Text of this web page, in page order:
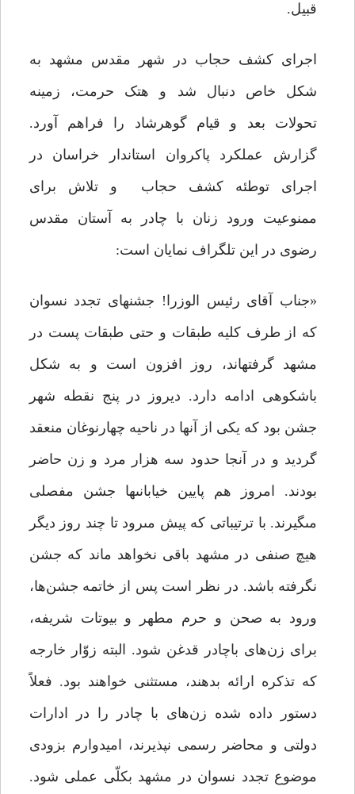
قبیل.
اجراى کشف حجاب در شهر مقدس مشهد به
شکل خاص دنبال شد و هتک حرمت، زمینه
تحولات بعد و قیام گوهرشاد را فراهم آورد.
گزارش عملکرد پاکروان استاندار خراسان در
اجراى توطئه کشف حجاب ‌ و تلاش برای
ممنوعیت ورود زنان با چادر به آستان مقدس
رضوی در این تلگراف نمایان است:
«جناب آقاى رئیس الوزرا! جشن‏هاى تجدد نسوان
که از طرف کلیه طبقات و حتى طبقات پست در
مشهد گرفته‏اند، روز افزون است و به شکل
باشکوهى ادامه دارد. دیروز در پنج نقطه شهر
جشن بود که یکى از آنها در ناحیه چهارنوغان منعقد
گردید و در آنجا حدود سه هزار مرد و زن حاضر
بودند. امروز هم پایین خیابانى‏ها جشن مفصلى
مى‏گیرند. با ترتیباتى که پیش مى‏رود تا چند روز دیگر
هیچ صنفى در مشهد باقى نخواهد ماند که جشن
نگرفته باشد. در نظر است پس از خاتمه جشن‌ها،
ورود به صحن و حرم مطهر و بیوتات شریفه،
براى زن‌هاى باچادر قدغن شود. البته زوّار خارجه
که تذکره ارائه بدهند، مستثنى خواهند بود. فعلاً
دستور داده شده زن‌هاى با چادر را در ادارات
دولتى و محاضر رسمى نپذیرند، امیدوارم بزودى
موضوع تجدد نسوان در مشهد بکلّى عملى شود.